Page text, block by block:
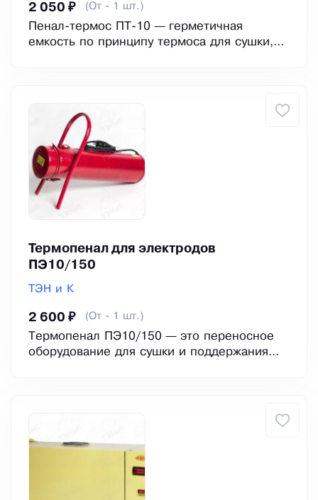
2 050 ₽ (От - 1 шт.)
Пенал-термос ПТ-10 — герметичная
емкость по принципу термоса для сушки,...
Термопенал для электродов
ПЭ10/150
ТЭН и К
2 600 ₽ (От - 1 шт.)
Термопенал ПЭ10/150 — это переносное
оборудование для сушки и поддержания...